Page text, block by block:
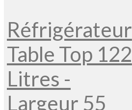
Réfrigérateur
Table Top 122
Litres -
Largeur 55